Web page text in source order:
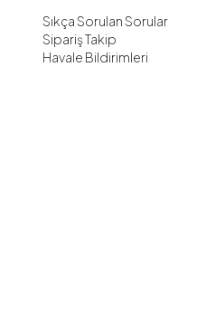
Sıkça Sorulan Sorular
Sipariş Takip
Havale Bildirimleri